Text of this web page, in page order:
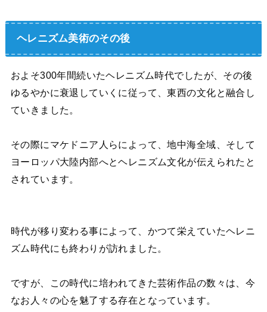
ヘレニズム美術のその後
およそ300年間続いたヘレニズム時代でしたが、その後
ゆるやかに衰退していくに従って、東西の文化と融合し
ていきました。
その際にマケドニア人らによって、地中海全域、そして
ヨーロッパ大陸内部へとヘレニズム文化が伝えられたと
されています。
時代が移り変わる事によって、かつて栄えていたヘレニ
ズム時代にも終わりが訪れました。
ですが、この時代に培われてきた芸術作品の数々は、今
なお人々の心を魅了する存在となっています。